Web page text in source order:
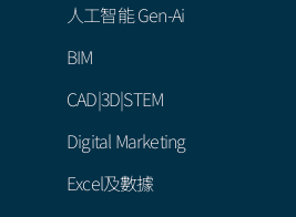
人工智能 Gen-Ai
BIM
CAD|3D|STEM
Digital Marketing
Excel及數據